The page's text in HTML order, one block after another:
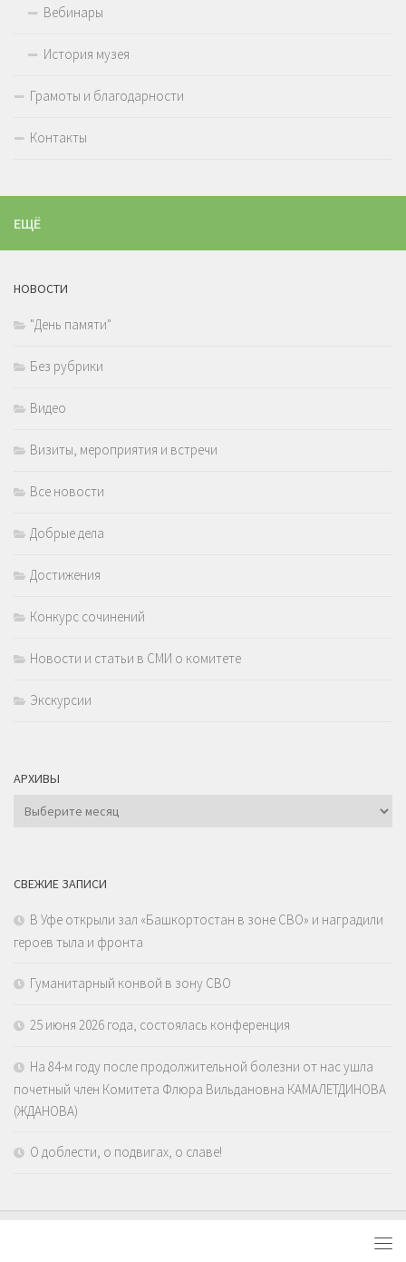
Вебинары
История музея
Грамоты и благодарности
Контакты
ЕЩЁ
НОВОСТИ
"День памяти"
Без рубрики
Видео
Визиты, мероприятия и встречи
Все новости
Добрые дела
Достижения
Конкурс сочинений
Новости и статьи в СМИ о комитете
Экскурсии
АРХИВЫ
Архивы
СВЕЖИЕ ЗАПИСИ
В Уфе открыли зал «Башкортостан в зоне СВО» и наградили
героев тыла и фронта
Гуманитарный конвой в зону СВО
25 июня 2026 года, состоялась конференция
На 84-м году после продолжительной болезни от нас ушла
почетный член Комитета Флюра Вильдановна КАМАЛЕТДИНОВА
(ЖДАНОВА)
О доблести, о подвигах, о славе!